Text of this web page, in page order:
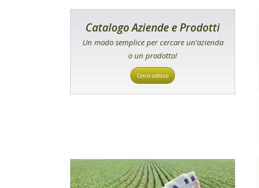
Catalogo Aziende e Prodotti
Un modo semplice per cercare un’azienda
o un prodotto!
Cerca adesso